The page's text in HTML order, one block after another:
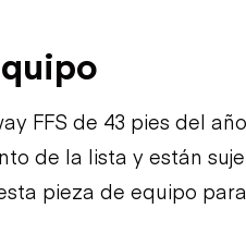
FFS de 43 pies del
de la lista y están
pieza de equipo